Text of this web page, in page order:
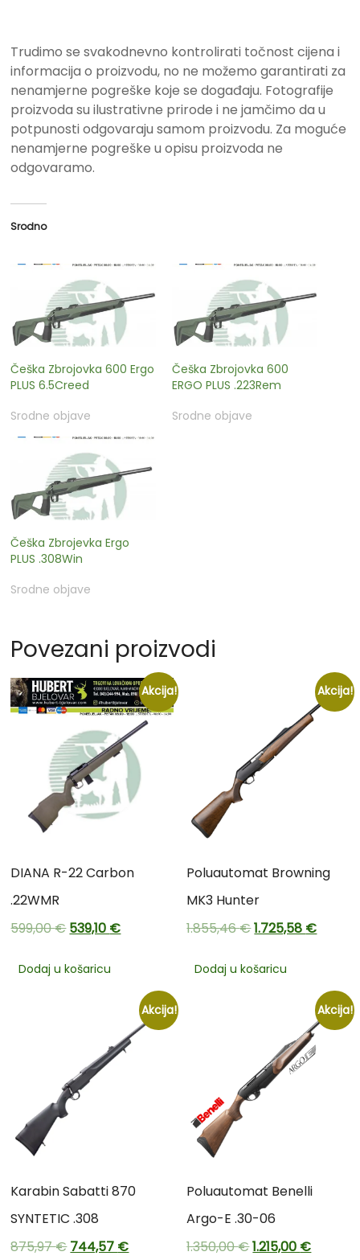
Trudimo se svakodnevno kontrolirati točnost cijena i
informacija o proizvodu, no ne možemo garantirati za
nenamjerne pogreške koje se događaju. Fotografije
proizvoda su ilustrativne prirode i ne jamčimo da u
potpunosti odgovaraju samom proizvodu. Za moguće
nenamjerne pogreške u opisu proizvoda ne
odgovaramo.
Srodno
Češka Zbrojovka 600 Ergo
PLUS 6.5Creed
Srodne objave
Češka Zbrojovka 600
ERGO PLUS .223Rem
Srodne objave
Češka Zbrojevka Ergo
PLUS .308Win
Srodne objave
Povezani proizvodi
Akcija!
DIANA R-22 Carbon
.22WMR
599,00€539,10 €
Dodaj u košaricu
Akcija!
Poluautomat Browning
MK3 Hunter
1.855,46€1.725,58 €
Dodaj u košaricu
Akcija!
Karabin Sabatti 870
SYNTETIC .308
875,97€744,57 €
Akcija!
Poluautomat Benelli
Argo-E .30-06
1.350,00€1.215,00 €